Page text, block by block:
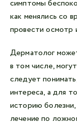
симптомы
как менялись со
провести осмотр
Дерматолог
в том числе,
следует
интереса, а для
историю болезни,
лечение по